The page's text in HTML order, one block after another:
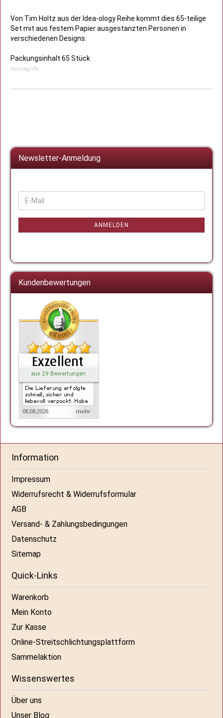
Von Tim Holtz aus der Idea-ology Reihe kommt dies 65-teilige
Set mit aus festem Papier ausgestanzten Personen in
verschiedenen Designs.
Packungsinhalt 65 Stück
Suchbegriffe:
Newsletter-Anmeldung
WEITER
ZUR
NEWSLETTER-
E-
Mail
ANMELDEN
Kundenbewertungen
Information
Impressum
Widerrufsrecht & Widerrufsformular
AGB
Versand- & Zahlungsbedingungen
Datenschutz
Sitemap
Quick-Links
Warenkorb
Mein Konto
Zur Kasse
Online-Streitschlichtungsplattform
Sammelaktion
Wissenswertes
Über uns
Unser Blog